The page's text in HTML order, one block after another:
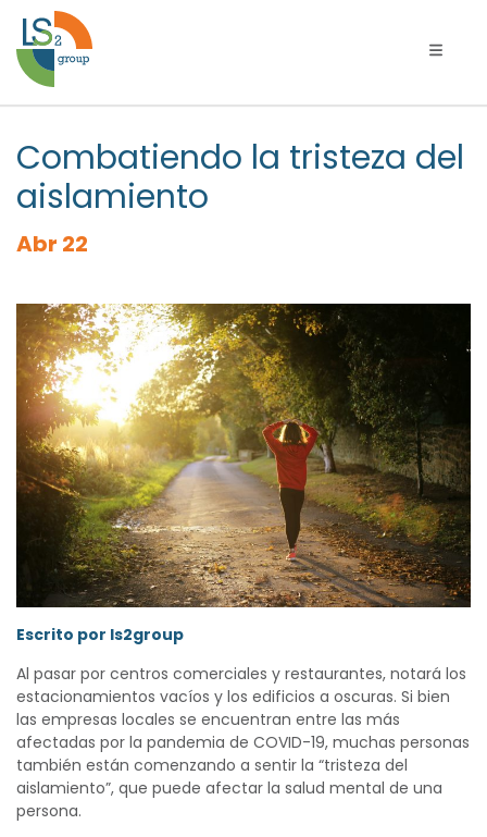
Combatiendo la tristeza del
aislamiento
Abr 22
Escrito por ls2group
Al pasar por centros comerciales y restaurantes, notará los
estacionamientos vacíos y los edificios a oscuras. Si bien
las empresas locales se encuentran entre las más
afectadas por la pandemia de COVID-19, muchas personas
también están comenzando a sentir la “tristeza del
aislamiento”, que puede afectar la salud mental de una
persona.